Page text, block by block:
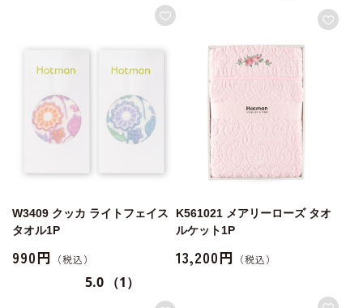
W3409 クッカ ライトフェイス
タオル1P
990円
5.0 （1）
K561021 メアリーローズ タオ
ルケット1P
13,200円